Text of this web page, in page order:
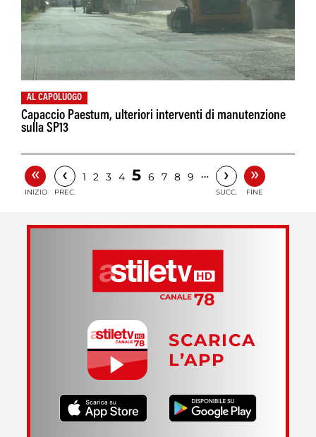
AL CAPOLUOGO
Capaccio Paestum, ulteriori interventi di manutenzione
sulla SP13
«
INIZIO
‹
PREC.
1 2 3 4 5 6 7 8 9 … ›
SUCC.
»
FINE
SCARICA
L’APP